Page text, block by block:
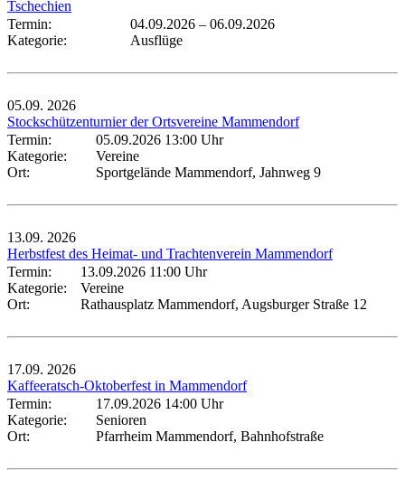
Tschechien
Termin:
04.09.2026 – 06.09.2026
Kategorie:
Ausflüge
05.09. 2026
Stockschützenturnier der Ortsvereine Mammendorf
Termin:
05.09.2026 13:00 Uhr
Kategorie:
Vereine
Ort:
Sportgelände Mammendorf, Jahnweg 9
13.09. 2026
Herbstfest des Heimat- und Trachtenverein Mammendorf
Termin:
13.09.2026 11:00 Uhr
Kategorie:
Vereine
Ort:
Rathausplatz Mammendorf, Augsburger Straße 12
17.09. 2026
Kaffeeratsch-Oktoberfest in Mammendorf
Termin:
17.09.2026 14:00 Uhr
Kategorie:
Senioren
Ort:
Pfarrheim Mammendorf, Bahnhofstraße